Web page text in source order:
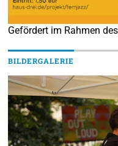
Gefördert im Rahmen
BILDERGALERIE